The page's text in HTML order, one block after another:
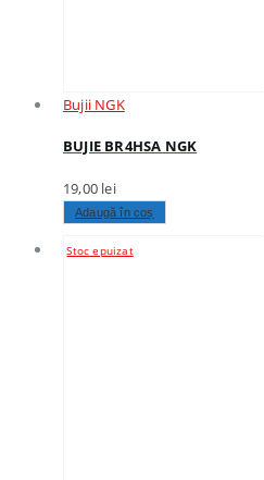
Bujii NGK
BUJIE BR4HSA NGK
19,00 lei
Adaugă în coș
Stoc epuizat